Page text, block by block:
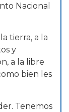
Nacional
tierra, a la
y
a la libre
bien les
Tenemos